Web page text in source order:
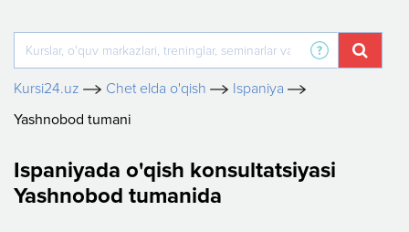
Kursi24.uz Chet elda o'qish
Ispaniya
Yashnobod tumani
Ispaniyada o'qish konsultatsiyasi
Yashnobod tumanida